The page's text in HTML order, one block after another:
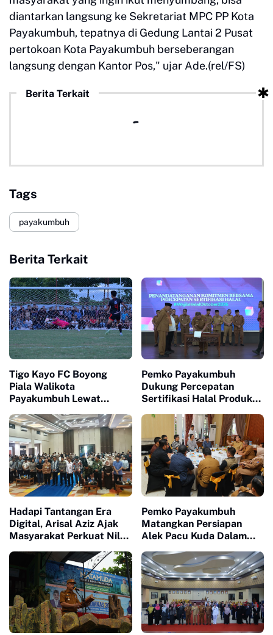
diantarkan langsung ke Sekretariat MPC PP Kota
Payakumbuh, tepatnya di Gedung Lantai 2 Pusat
pertokoan Kota Payakumbuh berseberangan
langsung dengan Kantor Pos," ujar Ade.(rel/FS)
Berita Terkait
Tags
payakumbuh
Berita Terkait
Tigo Kayo FC Boyong
Piala Walikota
Payakumbuh Lewat
Pemko Payakumbuh
Dukung Percepatan
Sertifikasi Halal Produk
Hadapi Tantangan Era
Digital, Arisal Aziz Ajak
Masyarakat Perkuat Nilai
Pemko Payakumbuh
Matangkan Persiapan
Alek Pacu Kuda Dalam